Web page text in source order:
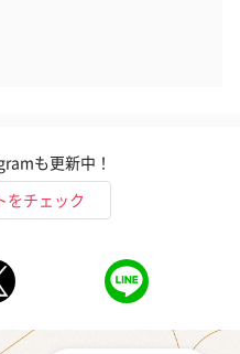
カプセル：イ
スティック
）
を同梱してお届けいたしま
も更新中！
をチェック